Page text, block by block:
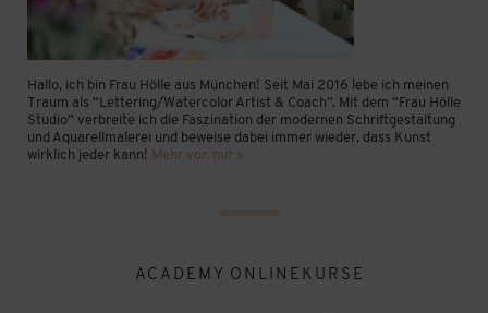
Hallo, ich bin Frau Hölle aus München! Seit Mai 2016 lebe ich meinen
Traum als “Lettering/Watercolor Artist & Coach”. Mit dem “Frau Hölle
Studio” verbreite ich die Faszination der modernen Schriftgestaltung
und Aquarellmalerei und beweise dabei immer wieder, dass Kunst
wirklich jeder kann! Mehr von mir »
ACADEMY ONLINEKURSE